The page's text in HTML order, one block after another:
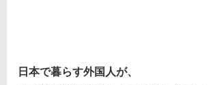
日本で暮らす外国人が、